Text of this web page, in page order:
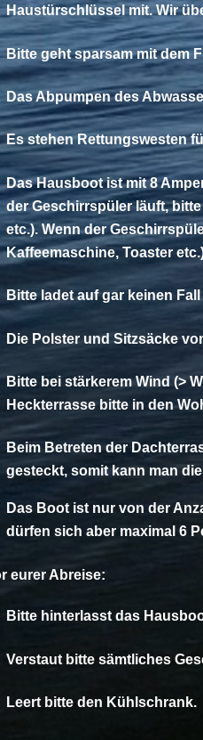
Haustürschlüssel mit. Wir
Bitte geht sparsam mit dem
Das Abpumpen des
Es stehen Rettungswesten
Das Hausboot ist mit 8
der Geschirrspüler läuft,
etc.). Wenn der
Kaffeemaschine, Toaster
Bitte ladet auf gar keinen
Die Polster und Sitzsäcke
Bitte bei stärkerem Wind (>
Heckterrasse bitte in den
Beim Betreten der
gesteckt, somit kann man
Das Boot ist nur von der
dürfen sich aber maximal 6
eurer Abreise:
Bitte hinterlasst das
Verstaut bitte sämtliches
Leert bitte den Kühlschrank.